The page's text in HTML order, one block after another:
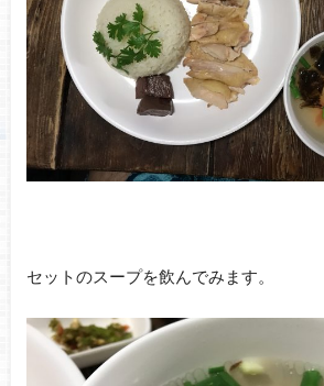
セットのスープを飲んでみます。